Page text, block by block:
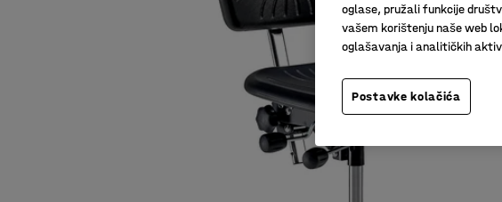
oglase, pružali funkcije
vašem korištenju naše web
oglašavanja i analitičkih
Postavke kolačića